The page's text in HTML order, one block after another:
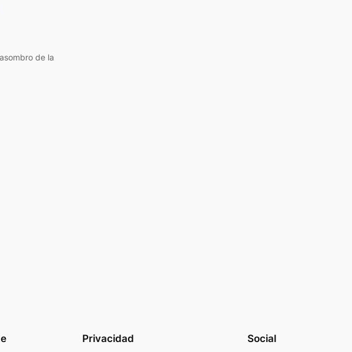
de la
Privacidad Social